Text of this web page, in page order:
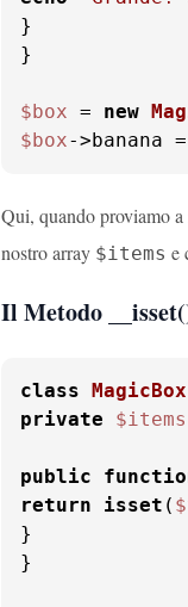
}
}
$box = new
$box->banana =
Qui, quando proviamo
nostro array $items e
Il Metodo
class MagicBox
private
$items
public
return
isset (
}
}